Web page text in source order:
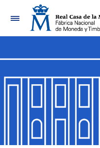
Navegación
Mostrar/Ocultar
Mostrar/Ocultar
Mostrar/Ocultar